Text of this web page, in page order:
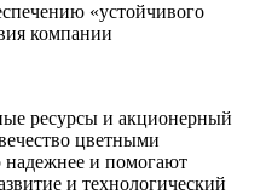
«устойчивого
компании
ресурсы и акционерный
цветными
надежнее и помогают
и технологический